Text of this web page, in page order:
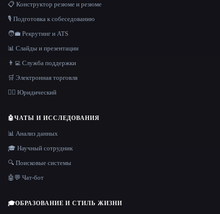
📋 Конструктор резюме и резюме
🎙️ Подготовка к собеседованию
🧑‍💼 Рекрутинг и ATS
📊 Слайды и презентации
👨‍💻 Служба поддержки
🛒 Электронная торговля
👩‍⚖️ Юридический
🤖ЧАТЫ И ИССЛЕДОВАНИЯ
📊 Анализ данных
🎓 Научный сотрудник
🔍 Поисковые системы
🤖💬 Чат-бот
🎓ОБРАЗОВАНИЕ И СТИЛЬ ЖИЗНИ